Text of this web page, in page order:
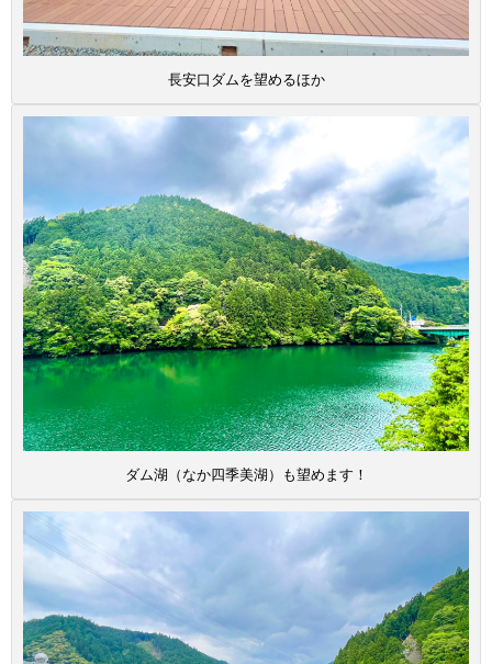
長安口ダムを望めるほか
ダム湖（なか四季美湖）も望めます！